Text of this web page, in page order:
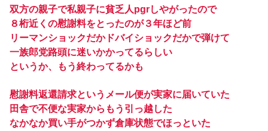
双方の親子で私親子に貧乏人pgrしやがったので
８桁近くの慰謝料をとったのが３年ほど前
リーマンショックだかドバイショックだかで弾けて
一族郎党路頭に迷いかかってるらしい
というか、もう終わってるかも
慰謝料返還請求というメール便が実家に届いていた
田舎で不便な実家からもう引っ越した
なかなか買い手がつかず倉庫状態でほっといた